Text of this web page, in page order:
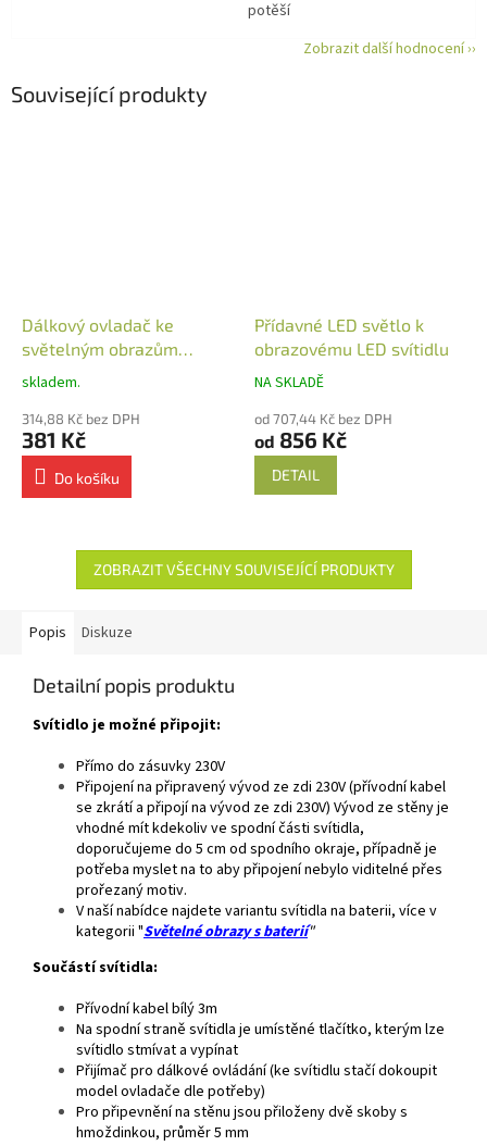
potěší
Zobrazit další hodnocení ››
Související produkty
Dálkový ovladač ke
světelným obrazům
nástěnný
skladem.
314,88 Kč bez DPH
381 Kč
Do košíku
Přídavné LED světlo k
obrazovému LED svítidlu
NA SKLADĚ
od 707,44 Kč bez DPH
od 856 Kč
DETAIL
ZOBRAZIT VŠECHNY SOUVISEJÍCÍ PRODUKTY
Popis Diskuze
Detailní popis produktu
Svítidlo je možné připojit:
Přímo do zásuvky 230V
Připojení na připravený vývod ze zdi 230V (přívodní kabel
se zkrátí a připojí na vývod ze zdi 230V) Vývod ze stěny je
vhodné mít kdekoliv ve spodní části svítidla,
doporučujeme do 5 cm od spodního okraje, případně je
potřeba myslet na to aby připojení nebylo viditelné přes
prořezaný motiv.
V naší nabídce najdete variantu svítidla na baterii, více v
kategorii "Světelné obrazy s baterií"
Součástí svítidla:
Přívodní kabel bílý 3m
Na spodní straně svítidla je umístěné tlačítko, kterým lze
svítidlo stmívat a vypínat
Přijímač pro dálkové ovládání (ke svítidlu stačí dokoupit
model ovladače dle potřeby)
Pro připevnění na stěnu jsou přiloženy dvě skoby s
hmoždinkou, průměr 5 mm